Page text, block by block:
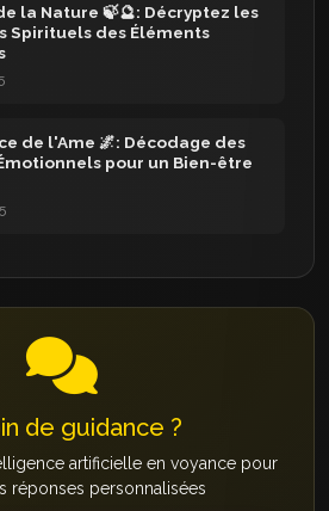
la Nature 🍃🔮: Décryptez les
Spirituels des Éléments
de l'Ame 🌌: Décodage des
pour un Bien-être
de guidance ?
artificielle en voyance pour
réponses personnalisées